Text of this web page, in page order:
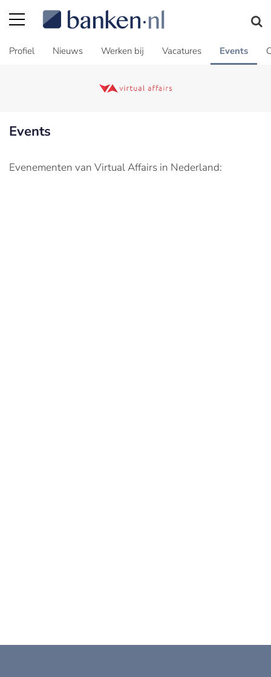
Profiel Nieuws Werken bij Vacatures Events
Events
Evenementen van Virtual Affairs in Nederland: